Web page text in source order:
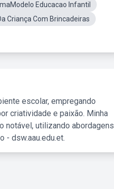
Educacao Infantil
Criança Com Brincadeiras
escolar, empregando
criatividade e paixão. Minha
notável, utilizando abordagens
- dsw.aau.edu.et.